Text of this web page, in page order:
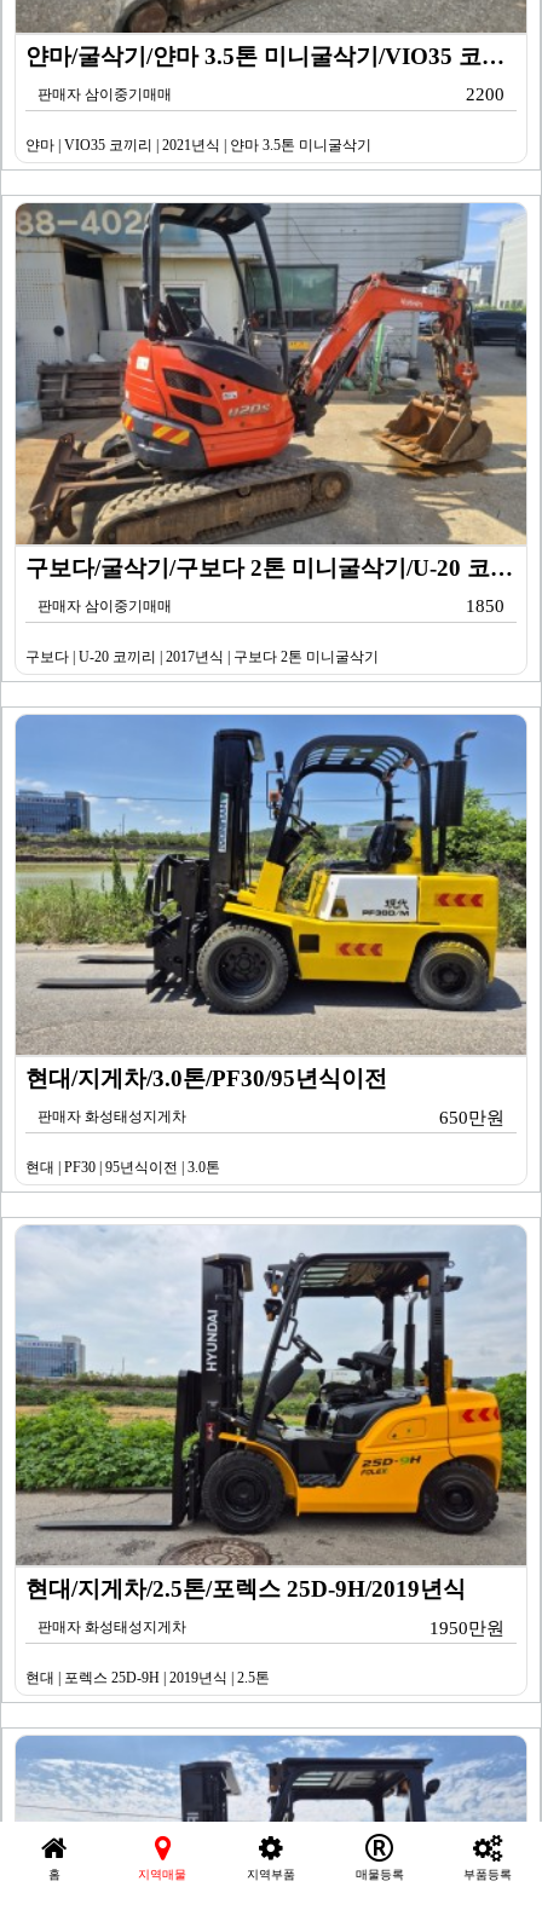
얀마/굴삭기/얀마 3.5톤 미니굴삭기/VIO35 코끼리…
판매자 삼이중기매매 2200
얀마 | VIO35 코끼리 | 2021년식 | 얀마 3.5톤 미니굴삭기
구보다/굴삭기/구보다 2톤 미니굴삭기/U-20 코끼리/…
판매자 삼이중기매매 1850
구보다 | U-20 코끼리 | 2017년식 | 구보다 2톤 미니굴삭기
현대/지게차/3.0톤/PF30/95년식이전
판매자 화성태성지게차 650만원
현대 | PF30 | 95년식이전 | 3.0톤
현대/지게차/2.5톤/포렉스 25D-9H/2019년식
판매자 화성태성지게차 1950만원
현대 | 포렉스 25D-9H | 2019년식 | 2.5톤
홈 지역매물 지역부품 매물등록 부품등록